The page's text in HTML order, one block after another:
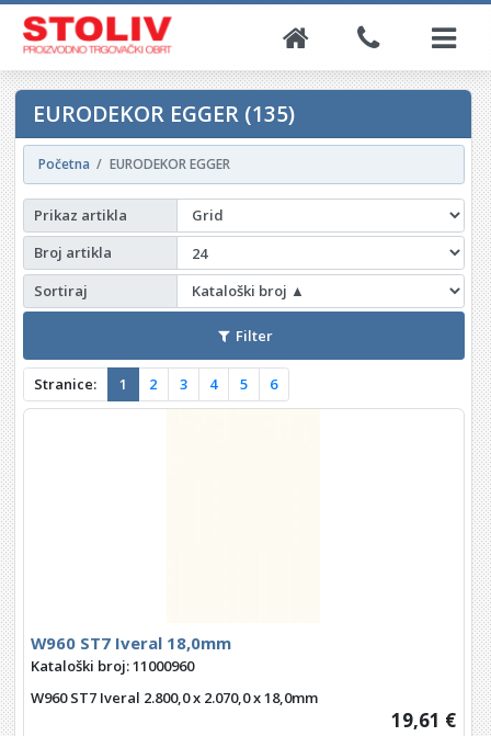
EURODEKOR EGGER (135)
Početna EURODEKOR EGGER
Prikaz artikla
Broj artikla
Sortiraj
Filter
Stranice: 1 2 3 4 5 6
W960 ST7 Iveral 18,0mm
Kataloški broj: 11000960
W960 ST7 Iveral 2.800,0 x 2.070,0 x 18,0mm
19,61 €